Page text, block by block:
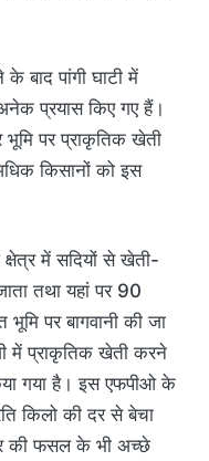
बाद पांगी घाटी में
प्रयास किए गए हैं।
पर प्राकृतिक खेती
किसानों को इस
में सदियों से खेती-
तथा यहां पर 90
पर बागवानी की जा
में प्राकृतिक खेती करने
गया है। इस एफपीओ के
किलो की दर से बेचा
की फसल के भी अच्छे